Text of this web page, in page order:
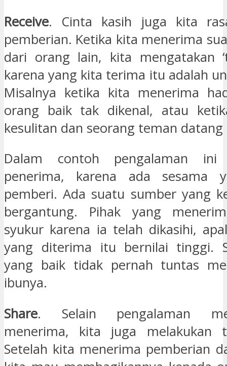
Receive. Cinta kasih juga kita
pemberian. Ketika kita menerima
dari orang lain, kita mengatakan
karena yang kita terima itu adalah
Misalnya ketika kita menerima
orang baik tak dikenal, atau
kesulitan dan seorang teman
Dalam contoh pengalaman
penerima, karena ada sesama
pemberi. Ada suatu sumber yang
bergantung. Pihak yang
syukur karena ia telah dikasihi,
yang diterima itu bernilai tinggi.
yang baik tidak pernah tuntas
ibunya.
Share. Selain pengalaman
menerima, kita juga melakukan
Setelah kita menerima pemberian